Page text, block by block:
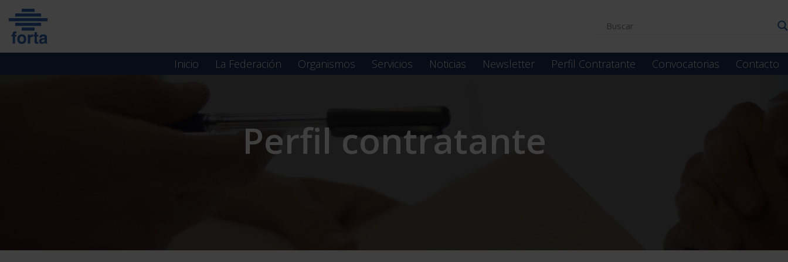
content
Inicio La Federación Organismos Servicios Noticias Newsletter Perfil Contratante Convocatorias Contacto
Perfil contratante